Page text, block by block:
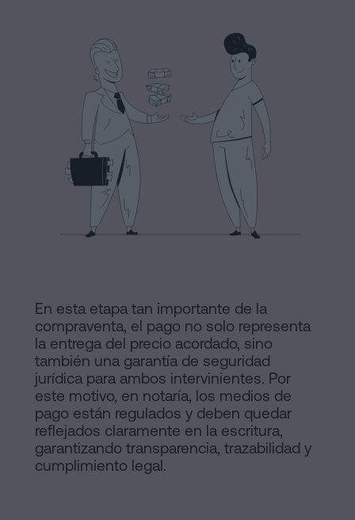
Contactar
Política
Enlaces
Jurídicos
Notariales
Interés
Barcelona
Notaría
online
Mercantil
sociedades
Tramitar
en
cinco
pasos
¿Se
puede
firmar
hipoteca
sin
En esta etapa tan importante de la
compraventa, el pago no solo representa
la entrega del precio acordado, sino
también una garantía de seguridad
jurídica para ambos intervinientes. Por
este motivo, en notaría, los medios de
pago están regulados y deben quedar
reflejados claramente en la escritura,
garantizando transparencia, trazabilidad y
cumplimiento legal.